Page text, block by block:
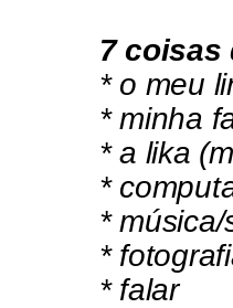
7 coisas
* o meu
* minha
* a lika
*
* música/
*
* falar